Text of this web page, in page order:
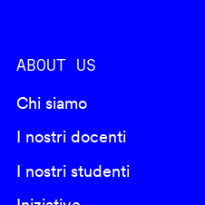
ABOUT US
Chi siamo
I nostri docenti
I nostri studenti